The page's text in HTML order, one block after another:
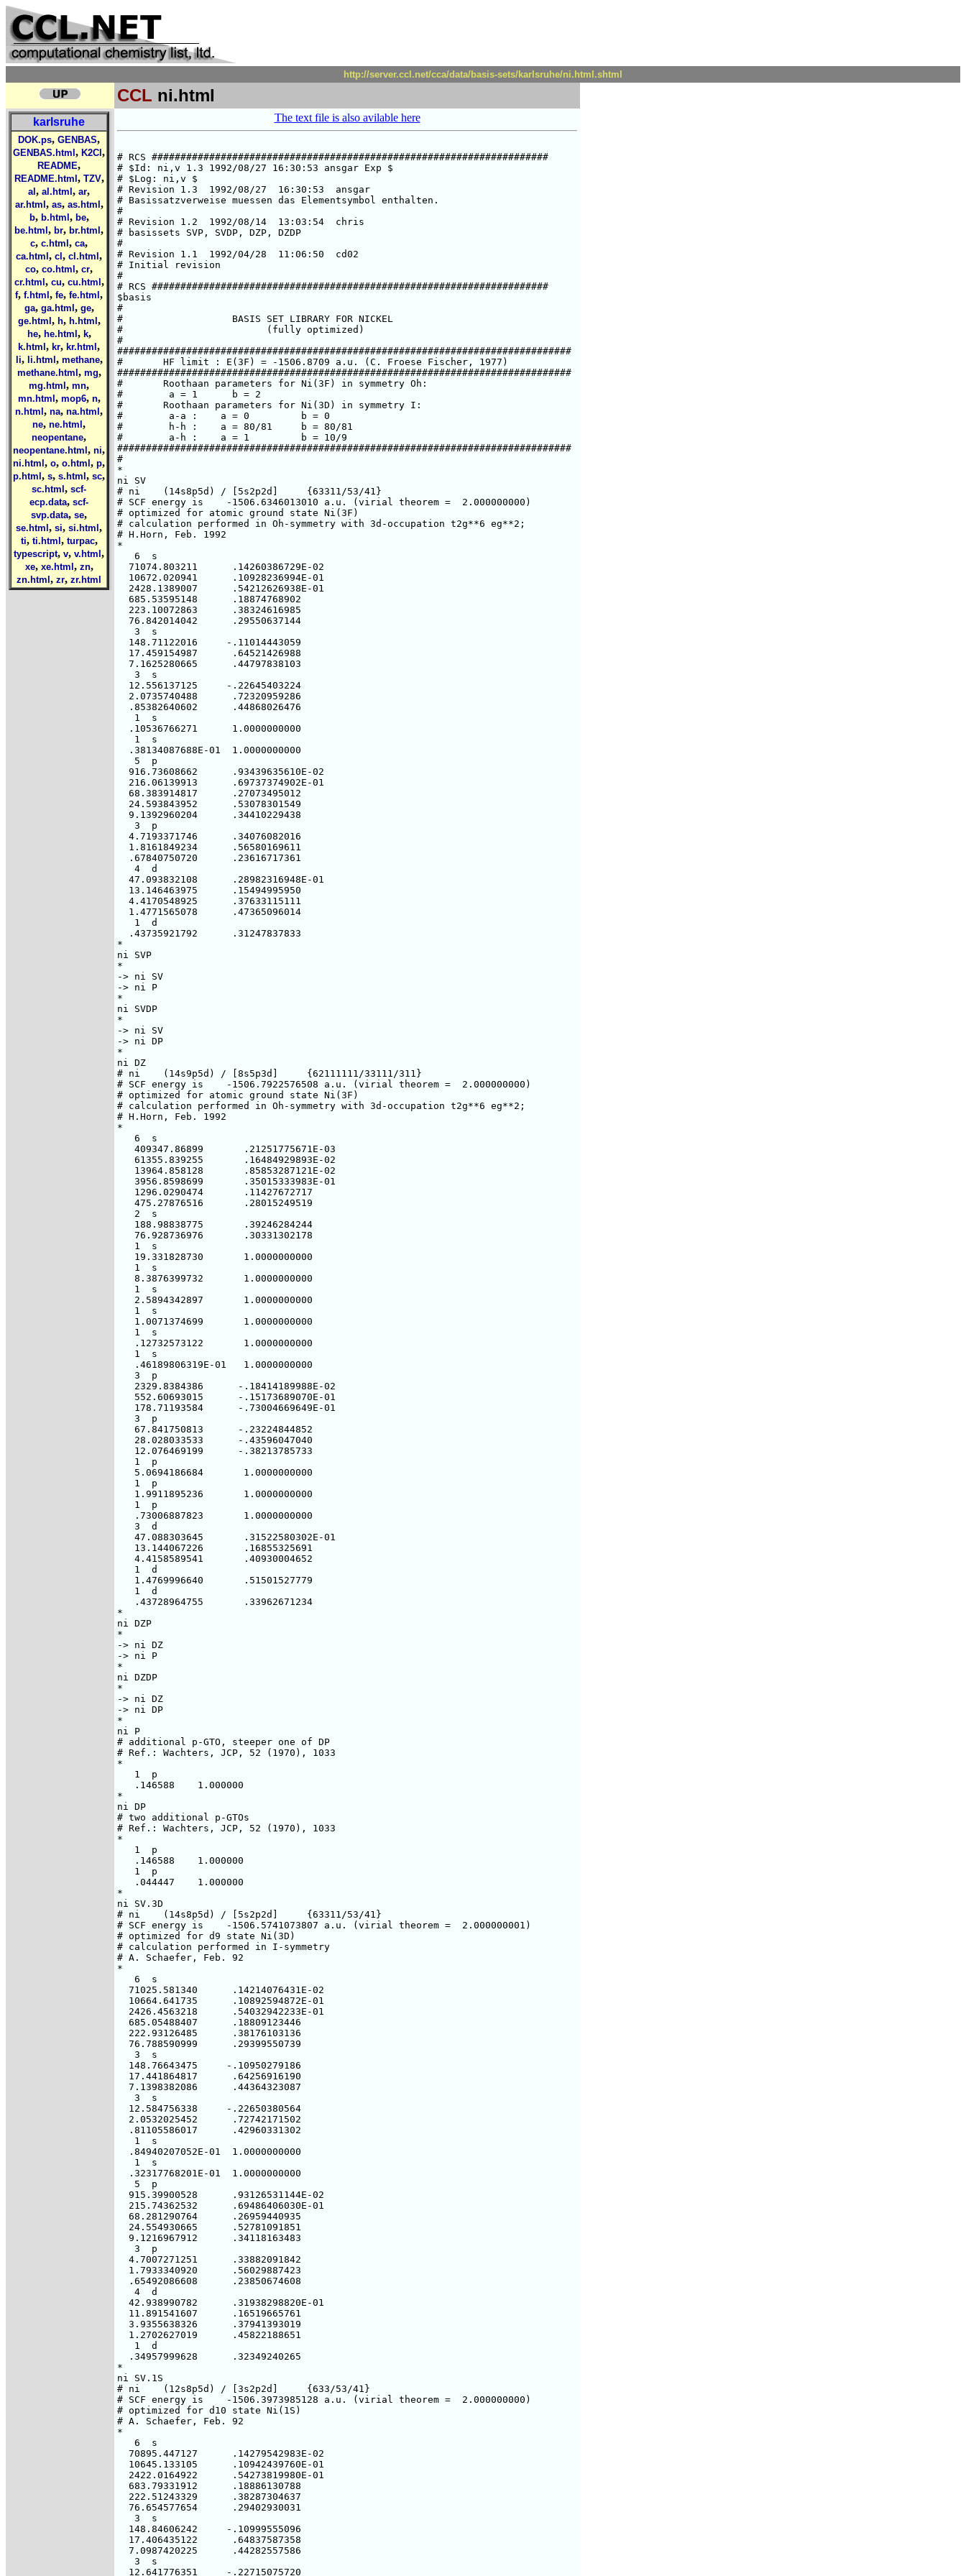
http://server.ccl.net/cca/data/basis-sets/karlsruhe/ni.html.shtml
CCL ni.html
karlsruhe
DOK.ps, GENBAS,
GENBAS.html , K2Cl ,
README,
README.html , TZV,
al , al.html , ar,
ar.html , as, as.html ,
b, b.html , be,
be.html , br, br.html ,
c, c.html , ca,
ca.html , cl , cl.html ,
co, co.html , cr,
cr.html , cu, cu.html ,
f, f.html , fe, fe.html ,
ga, ga.html , ge,
ge.html , h, h.html ,
he, he.html , k,
k.html , kr, kr.html ,
li, li.html , methane,
methane.html , mg,
mg.html , mn,
mn.html , mop6, n,
n.html , na, na.html ,
ne, ne.html ,
neopentane,
neopentane.html , ni,
ni.html , o, o.html , p,
p.html , s, s.html , sc,
sc.html , scf-
ecp.data, scf-
svp.data, se,
se.html , si, si.html ,
ti, ti.html , turpac,
typescript, v, v.html ,
xe, xe.html , zn,
zn.html , zr, zr.html
The text file is also avilable here